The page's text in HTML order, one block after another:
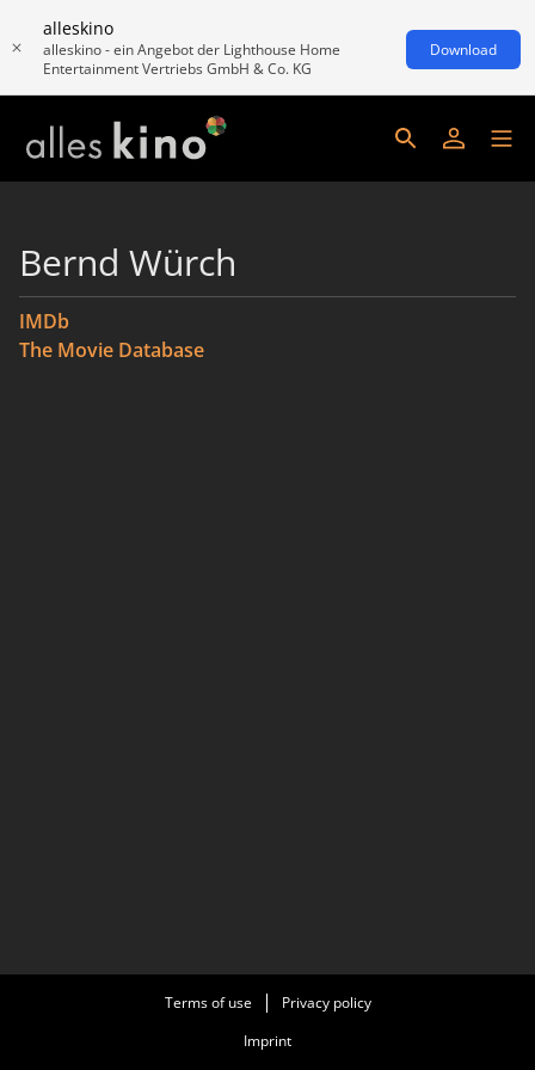
alleskino
alleskino - ein Angebot der Lighthouse Home
Entertainment Vertriebs GmbH & Co. KG
Download
Bernd Würch
IMDb
The Movie Database
Terms of use
Privacy policy
Imprint